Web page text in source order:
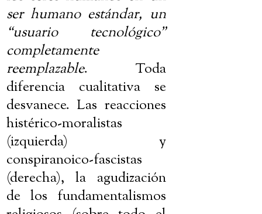
ser humano estándar, un
“usuario tecnológico”
completamente
reemplazable. Toda
diferencia cualitativa se
desvanece. Las reacciones
histérico-moralistas
(izquierda) y
conspiranoico-fascistas
(derecha), la agudización
de los fundamentalismos